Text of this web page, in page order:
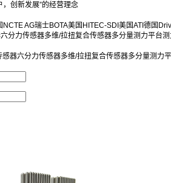
创新发展”的经营理念
NCTE AG瑞士BOTA美国HITEC-SDI 美国ATI 德国
六分力传感器多维/拉扭复合传感器多分量测力平台
感器六分力传感器多维/拉扭复合传感器多分量测力